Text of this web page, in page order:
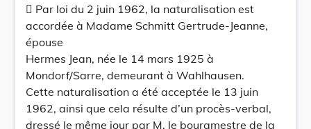
 Par loi du 2 juin 1962, la naturalisation est
accordée à Madame Schmitt Gertrude-Jeanne,
épouse
Hermes Jean, née le 14 mars 1925 à
Mondorf/Sarre, demeurant à Wahlhausen.
Cette naturalisation a été acceptée le 13 juin
1962, ainsi que cela résulte d’un procès-verbal,
dressé le même jour par M. le bourgmestre de la